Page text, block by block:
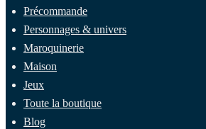
Précommande
Personnages & univers
Maroquinerie
Maison
Jeux
Toute la boutique
Blog